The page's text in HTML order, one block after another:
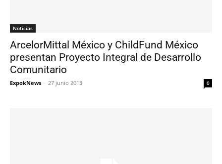
Noticias
ArcelorMittal México y ChildFund México
presentan Proyecto Integral de Desarrollo
Comunitario
ExpokNews - 27 junio 2013 0